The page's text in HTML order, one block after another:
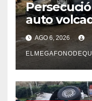
auto
detenidos
Solano
AGO 6, 2026